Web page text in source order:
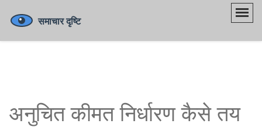
अनुचित कीमत निर्धारण कैसे तय